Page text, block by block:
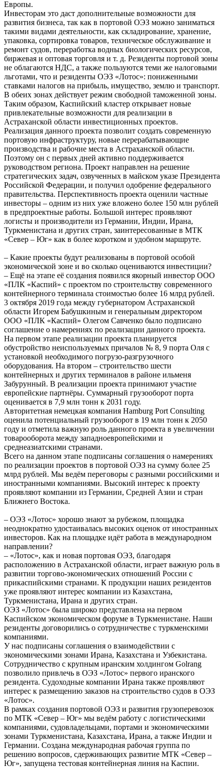
Европы.
Инвесторам это даст дополнительные возможности для
развития бизнеса, так как в портовой ОЭЗ можно заниматься
такими видами деятельности, как складирование, хранение,
упаковка, сортировка товаров, техническое обслуживание и
ремонт судов, переработка водных биологических ресурсов,
биржевая и оптовая торговля и т. д. Резиденты портовой зоны
не облагаются НДС, а также пользуются теми же налоговыми
льготами, что и резиденты ОЭЗ «Лотос»: пониженными
ставками налогов на прибыль, имущество, землю и транспорт.
В обеих зонах действует режим свободной таможенной зоны.
Таким образом, Каспийский кластер открывает новые
привлекательные возможности для реализации в
Астраханской области инвестиционных проектов.
Реализация данного проекта позволит создать современную
портовую инфраструктуру, новые перерабатывающие
производства и рабочие места в Астраханской области.
Поэтому он с первых дней активно поддерживается
руководством региона. Проект направлен на решение
стратегических задач, озвученных в майском указе Президента
Российской Федерации, и получил одобрение федерального
правительства. Перспективность проекта оценили частные
инвесторы – одним из них уже вложено более 150 млн рублей
в предпроектные работы. Большой интерес проявляют
логисты и производители из Германии, Индии, Ирана,
Туркменистана и других стран, заинтересованные в МТК
«Север – Юг» как в более коротком и удобном маршруте.
– Какие проекты будут реализованы в портовой особой
экономической зоне и во сколько оцениваются инвестиции?
– Ещё на этапе её создания появился якорный инвестор ООО
«ПЛК «Каспий» с проектом по строительству современного
контейнерного терминала стоимостью более 16 млрд рублей.
3 октября 2019 года между губернатором Астраханской
области Игорем Бабушкиным и генеральным директором
ООО «ПЛК «Каспий» Олегом Савченко было подписано
соглашение о намерениях по реализации данного проекта.
На первом этапе реализации проекта планируется
обустройство неиспользуемых причалов № 8, 9 порта Оля с
установкой необходимого погрузо-разгрузочного
оборудования. На втором – строительство шести
контейнерных и других терминалов в районе ильменя
Забурунный. В реализации проекта принимают участие
европейские партнёры. Суммарный грузооборот порта
оценивается в 7,9 млн тонн к 2031 году.
Авторитетная немецкая компания Hamburg Port Consulting
оценила потенциальный грузооборот в 19 млн тонн к 2050
году и отметила важную роль данного проекта в увеличении
товарооборота между западноевропейскими и
среднеазиатскими странами.
Всего на данном этапе подписаны соглашения о намерениях
по реализации проектов в портовой ОЭЗ на сумму более 25
млрд рублей. Мы ведём переговоры с разными российскими и
иностранными компаниями. Высокий интерес к проекту
проявляют компании из Германии, Средней Азии и стран
Ближнего Востока.
– ОЭЗ «Лотос» хорошо знают за рубежом, площадка
неоднократно удостаивалась высоких оценок от иностранных
инвесторов. Как на площадке идёт работа в международном
направлении?
– «Лотос», как и новая портовая ОЭЗ, благодаря
расположению в Астраханской области, играет важную роль в
развитии торгово-экономических отношений России с
прикаспийскими странами. К продукции наших резидентов
уже проявляют интерес компании из Казахстана,
Туркменистана, Ирана и других стран.
ОЭЗ «Лотос» была широко представлена на первом
Каспийском экономическом форуме в Туркменистане. Наши
резиденты договорились о сотрудничестве с туркменскими
компаниями.
У нас подписаны соглашения о взаимодействии с
экономическими зонами Ирана, Казахстана и Узбекистана.
Сотрудничество с крупным иранским холдингом Golrang
позволило привлечь в ОЭЗ «Лотос» первого иранского
резидента. Судоходные компании Ирана также проявляют
интерес к размещению заказов на строительство судов в ОЭЗ
«Лотос».
В рамках создания портовой ОЭЗ и развития грузоперевозок
по МТК «Север – Юг» мы ведём работу с логистическими
компаниями, судовладельцами, портами и экономическими
зонами Туркменистана, Казахстана, Ирана, а также Индии и
Германии. Создана международная рабочая группа по
решению вопросов, сдерживающих развитие МТК «Север –
Юг», запущена тестовая контейнерная линия на Каспии.